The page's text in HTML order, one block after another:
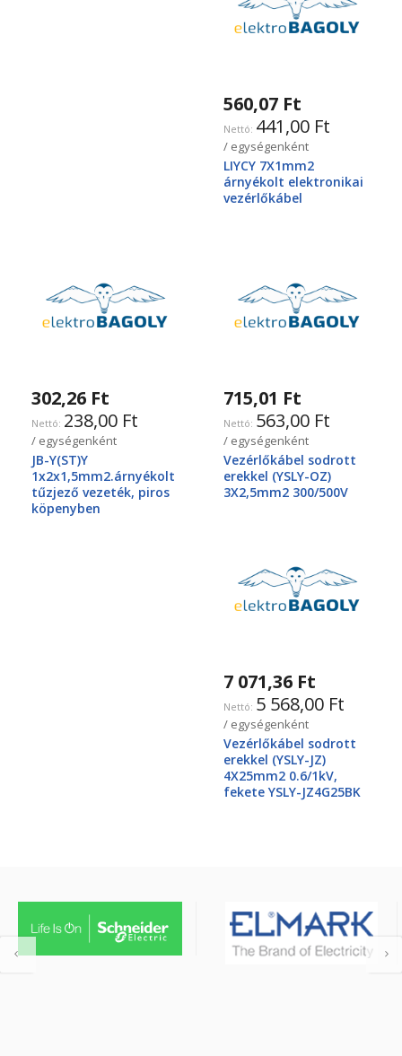
560,07 Ft
441,00 Ft
/ egységenként
LIYCY 7X1mm2
árnyékolt elektronikai
vezérlőkábel
302,26 Ft
238,00 Ft
/ egységenként
JB-Y(ST)Y
1x2x1,5mm2.árnyékolt
tűzjező vezeték, piros
köpenyben
715,01 Ft
563,00 Ft
/ egységenként
Vezérlőkábel sodrott
erekkel (YSLY-OZ)
3X2,5mm2 300/500V
7 071,36 Ft
5 568,00 Ft
/ egységenként
Vezérlőkábel sodrott
erekkel (YSLY-JZ)
4X25mm2 0.6/1kV,
fekete YSLY-JZ4G25BK